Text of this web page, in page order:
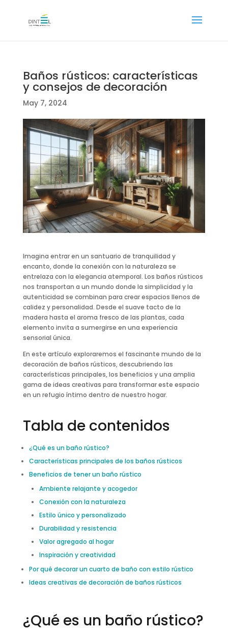
Baños rústicos: características
y consejos de decoración
May 7, 2024
Imagina entrar en un santuario de tranquilidad y
encanto, donde la conexión con la naturaleza se
entrelaza con la elegancia atemporal. Los baños rústicos
nos transportan a un mundo donde la simplicidad y la
autenticidad se combinan para crear espacios llenos de
calidez y personalidad. Desde el suave tacto de la
madera hasta el aroma fresco de las plantas, cada
elemento invita a sumergirse en una experiencia
sensorial única.
En este artículo exploraremos el fascinante mundo de la
decoración de baños rústicos, descubriendo las
características principales, los beneficios y una amplia
gama de ideas creativas para transformar este espacio
en un refugio íntimo dentro de nuestro hogar.
Tabla de contenidos
¿Qué es un baño rústico?
Características principales de los baños rústicos
Beneficios de tener un baño rústico
Ambiente relajante y acogedor
Conexión con la naturaleza
Estilo único y personalizado
Durabilidad y resistencia
Valor agregado al hogar
Inspiración y creatividad
Por qué decorar un cuarto de baño con estilo rústico
Ideas creativas de decoración de baños rústicos
¿Qué es un baño rústico?